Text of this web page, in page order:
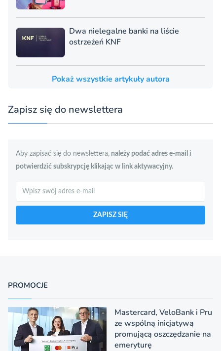
Dwa nielegalne banki na liście
ostrzeżeń KNF
Pokaż wszystkie artykuły autora
Zapisz się do newslettera
Aby zapisać się do newslettera, należy podać adres e-mail i
potwierdzić subskrypcję klikając w link aktywacyjny.
ZAPISZ SIĘ
PROMOCJE
Mastercard, VeloBank i Pru
ze wspólną inicjatywą
promującą oszczędzanie na
emeryturę